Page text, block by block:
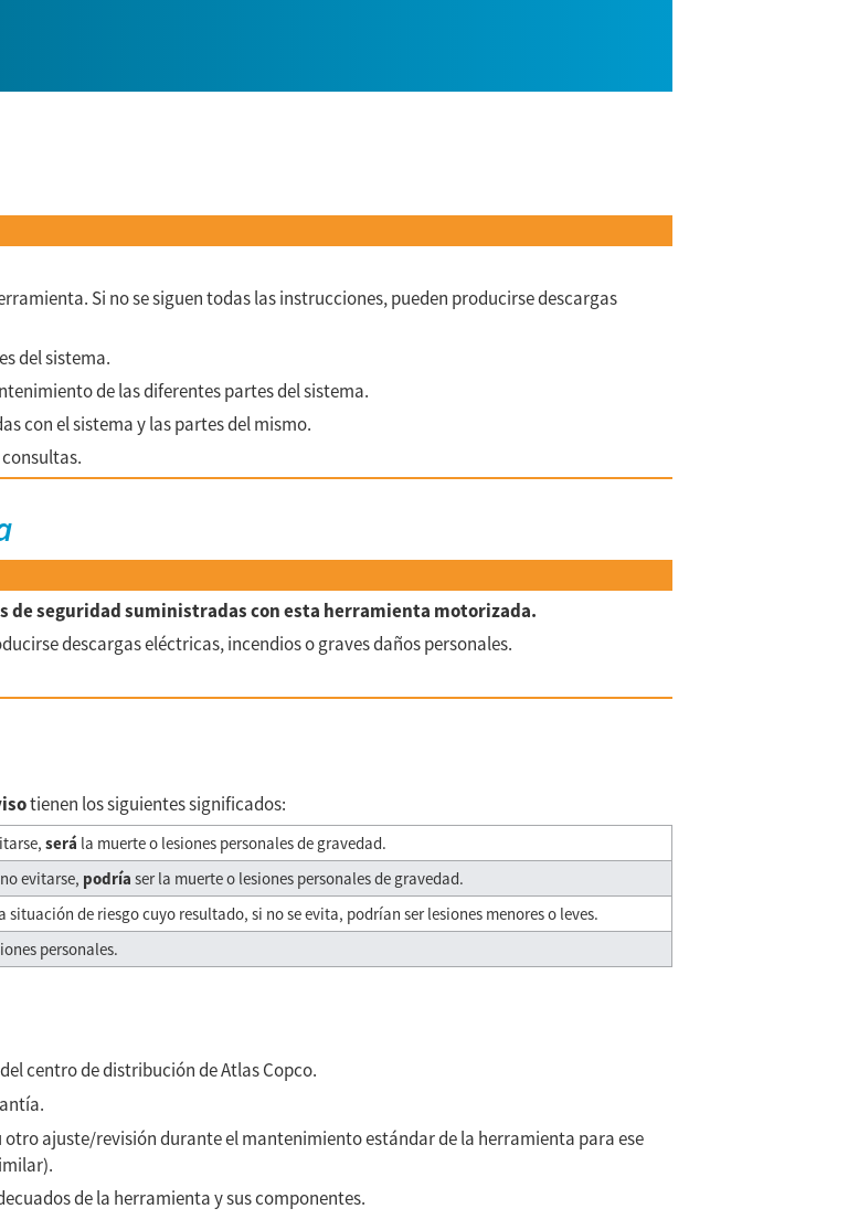
Si no se siguen todas las instrucciones, pueden producirse descargas
del sistema.
de las diferentes partes del sistema.
con el sistema y las partes del mismo.
seguridad suministradas con esta herramienta motorizada.
descargas eléctricas, incendios o graves daños personales.
tienen los siguientes significados:
será la muerte o lesiones personales de gravedad.
evitarse, podría ser la muerte o lesiones personales de gravedad.
de riesgo cuyo resultado, si no se evita, podrían ser lesiones menores o leves.
personales.
centro de distribución deAtlas Copco.
ajuste/revisión durante el mantenimiento estándar de la herramienta para ese
de la herramienta y sus componentes.